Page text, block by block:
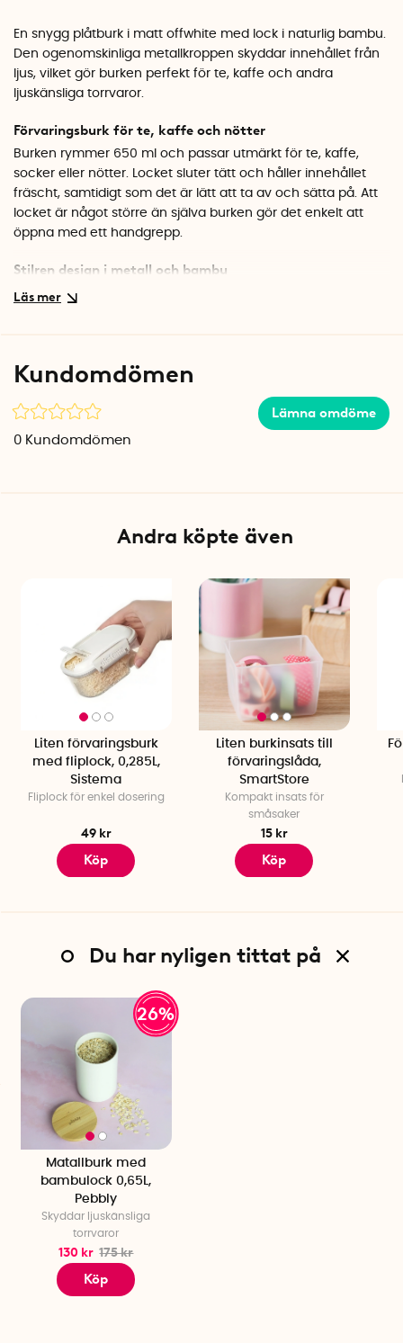
En snygg plåtburk i matt offwhite med lock i naturlig bambu.
Den ogenomskinliga metallkroppen skyddar innehållet från
ljus, vilket gör burken perfekt för te, kaffe och andra
ljuskänsliga torrvaror.
Förvaringsburk för te, kaffe och nötter
Burken rymmer 650 ml och passar utmärkt för te, kaffe,
socker eller nötter. Locket sluter tätt och håller innehållet
fräscht, samtidigt som det är lätt att ta av och sätta på. Att
locket är något större än själva burken gör det enkelt att
öppna med ett handgrepp.
Stilren design i metall och bambu
Kombinationen av matt metall och varmt bambumaterial
Specifikationer
Mått: Ø 8 x 13 cm
Material: Metall, bambu
Kundomdömen
Lämna omdöme
0 Kundomdömen
Andra köpte även
Liten förvaringsburk
med fliplock, 0,285L,
Sistema
Fliplock för enkel dosering
49 kr
Köp
Liten burkinsats till
förvaringslåda,
SmartStore
Kompakt insats för
småsaker
15 kr
Köp
Du har nyligen tittat på
26%
Matallburk med
bambulock 0,65L,
Pebbly
Skyddar ljuskänsliga
torrvaror
130 kr 175 kr
Köp